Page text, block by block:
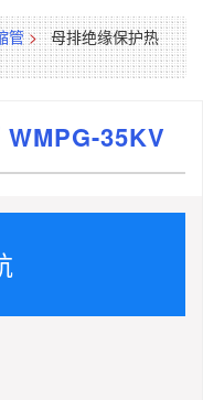
管 > 母排绝缘保护热
WMPG-35KV